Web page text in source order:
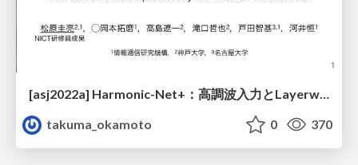
[asj2022a] Harmonic-Net+：高調波入力とLayerwise-Quasi-Periodic畳み込みを用いた基本周波数制御可能な高速ニューラルボコーダ
takuma_okamoto
0 370